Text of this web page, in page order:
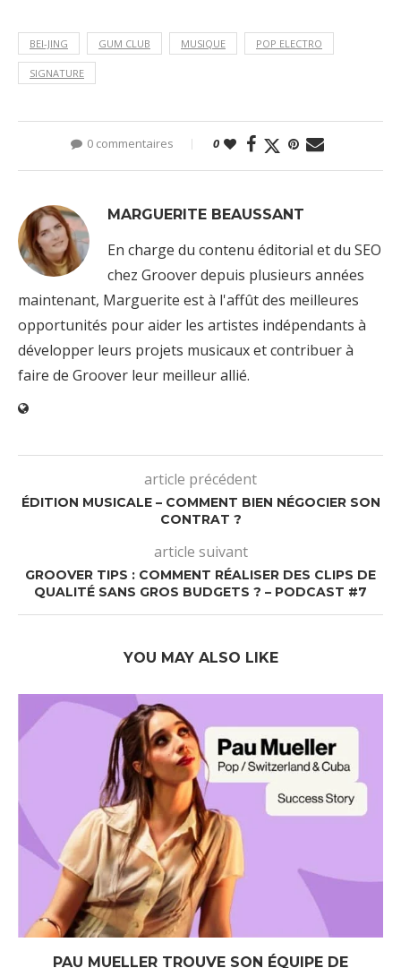
BEI-JING GUM CLUB MUSIQUE POP ELECTRO
SIGNATURE
0 commentaires 0
MARGUERITE BEAUSSANT
En charge du contenu éditorial et du SEO
chez Groover depuis plusieurs années
maintenant, Marguerite est à l'affût des meilleures
opportunités pour aider les artistes indépendants à
développer leurs projets musicaux et contribuer à
faire de Groover leur meilleur allié.
article précédent
ÉDITION MUSICALE – COMMENT BIEN NÉGOCIER SON
CONTRAT ?
article suivant
GROOVER TIPS : COMMENT RÉALISER DES CLIPS DE
QUALITÉ SANS GROS BUDGETS ? – PODCAST #7
YOU MAY ALSO LIKE
PAU MUELLER TROUVE SON ÉQUIPE DE